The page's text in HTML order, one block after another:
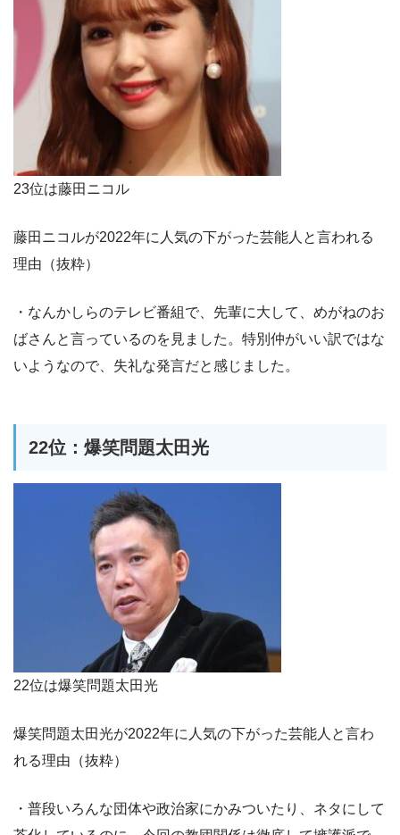
23位は藤田ニコル
藤田ニコルが2022年に人気の下がった芸能人と言われる
理由（抜粋）
・なんかしらのテレビ番組で、先輩に大して、めがねのお
ばさんと言っているのを見ました。特別仲がいい訳ではな
いようなので、失礼な発言だと感じました。
22位：爆笑問題太田光
22位は爆笑問題太田光
爆笑問題太田光が2022年に人気の下がった芸能人と言わ
れる理由（抜粋）
・普段いろんな団体や政治家にかみついたり、ネタにして